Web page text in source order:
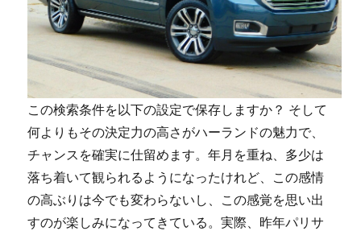
この検索条件を以下の設定で保存しますか？ そして
何よりもその決定力の高さがハーランドの魅力で、
チャンスを確実に仕留めます。年月を重ね、多少は
落ち着いて観られるようになったけれど、この感情
の高ぶりは今でも変わらないし、この感覚を思い出
すのが楽しみになってきている。実際、昨年パリサ